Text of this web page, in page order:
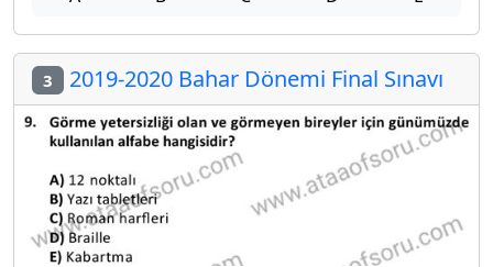
3 2019-2020 Bahar Dönemi Final Sınavı